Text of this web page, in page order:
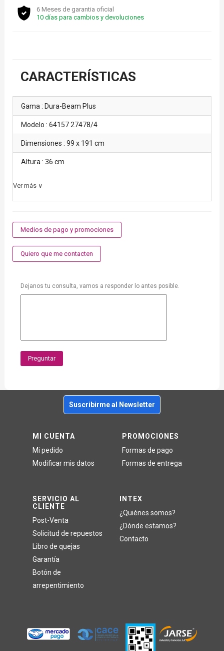
6 Meses de garantia oficial
10 días para cambios y devoluciones
CARACTERÍSTICAS
Gama : Dura-Beam Plus
Modelo : 64157 27478/4
Dimensiones : 99 x 191 cm
Altura : 36 cm
Ver más ∨
Medios de pago y promociones
Quiero que me contacten
Dejanos tu consulta, vamos a responder lo antes posible.
Preguntar
Suscribirme al Newsletter
MI CUENTA
Mi pedido
Modificar mis datos
SERVICIO AL
CLIENTE
Post-Venta
Solicitud de repuestos
Libro de quejas
Garantía
Botón de
arrepentimiento
PROMOCIONES
Formas de pago
Formas de entrega
INTEX
¿Quiénes somos?
¿Dónde estamos?
Contacto